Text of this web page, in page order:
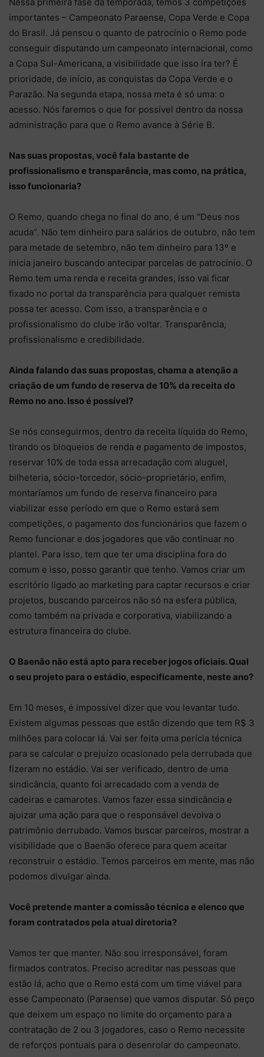
importantes – Campeonato Paraense, Copa Verde e Copa
do Brasil. Já pensou o quanto de patrocínio o Remo pode
conseguir disputando um campeonato internacional, como
a Copa Sul-Americana, a visibilidade que isso ira ter? É
prioridade, de início, as conquistas da Copa Verde e o
Parazão. Na segunda etapa, nossa meta é só uma: o
acesso. Nós faremos o que for possível dentro da nossa
administração para que o Remo avance à Série B.
Nas suas propostas, você fala bastante de
profissionalismo e transparência, mas como, na prática,
isso funcionaria?
O Remo, quando chega no final do ano, é um “Deus nos
acuda”. Não tem dinheiro para salários de outubro, não tem
para metade de setembro, não tem dinheiro para 13º e
inicia janeiro buscando antecipar parcelas de patrocínio. O
Remo tem uma renda e receita grandes, isso vai ficar
fixado no portal da transparência para qualquer remista
possa ter acesso. Com isso, a transparência e o
profissionalismo do clube irão voltar. Transparência,
profissionalismo e credibilidade.
Ainda falando das suas propostas, chama a atenção a
criação de um fundo de reserva de 10% da receita do
Remo no ano. Isso é possível?
Se nós conseguirmos, dentro da receita líquida do Remo,
tirando os bloqueios de renda e pagamento de impostos,
reservar 10% de toda essa arrecadação com aluguel,
bilheteria, sócio-torcedor, sócio-proprietário, enfim,
montaríamos um fundo de reserva financeiro para
viabilizar esse período em que o Remo estará sem
competições, o pagamento dos funcionários que fazem o
Remo funcionar e dos jogadores que vão continuar no
plantel. Para isso, tem que ter uma disciplina fora do
comum e isso, posso garantir que tenho. Vamos criar um
escritório ligado ao marketing para captar recursos e criar
projetos, buscando parceiros não só na esfera pública,
como também na privada e corporativa, viabilizando a
estrutura financeira do clube.
O Baenão não está apto para receber jogos oficiais. Qual
o seu projeto para o estádio, especificamente, neste ano?
Em 10 meses, é impossível dizer que vou levantar tudo.
Existem algumas pessoas que estão dizendo que tem R$ 3
milhões para colocar lá. Vai ser feita uma perícia técnica
para se calcular o prejuízo ocasionado pela derrubada que
fizeram no estádio. Vai ser verificado, dentro de uma
sindicância, quanto foi arrecadado com a venda de
cadeiras e camarotes. Vamos fazer essa sindicância e
ajuizar uma ação para que o responsável devolva o
patrimônio derrubado. Vamos buscar parceiros, mostrar a
visibilidade que o Baenão oferece para quem aceitar
reconstruir o estádio. Temos parceiros em mente, mas não
podemos divulgar ainda.
Você pretende manter a comissão técnica e elenco que
foram contratados pela atual diretoria?
Vamos ter que manter. Não sou irresponsável, foram
firmados contratos. Preciso acreditar nas pessoas que
estão lá, acho que o Remo está com um time viável para
esse Campeonato (Paraense) que vamos disputar. Só peço
que deixem um espaço no limite do orçamento para a
contratação de 2 ou 3 jogadores, caso o Remo necessite
de reforços pontuais para o desenrolar do campeonato.